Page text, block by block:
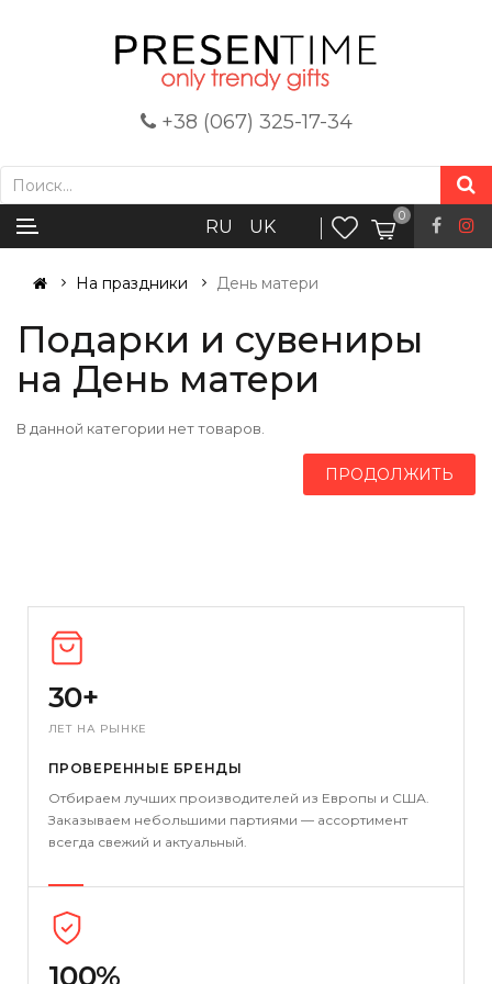
+38 (067) 325-17-34
RU UK
0
На праздники День матери
Подарки и сувениры
на День матери
В данной категории нет товаров.
ПРОДОЛЖИТЬ
30+
ЛЕТ НА РЫНКЕ
ПРОВЕРЕННЫЕ БРЕНДЫ
Отбираем лучших производителей из Европы и США.
Заказываем небольшими партиями — ассортимент
всегда свежий и актуальный.
100%